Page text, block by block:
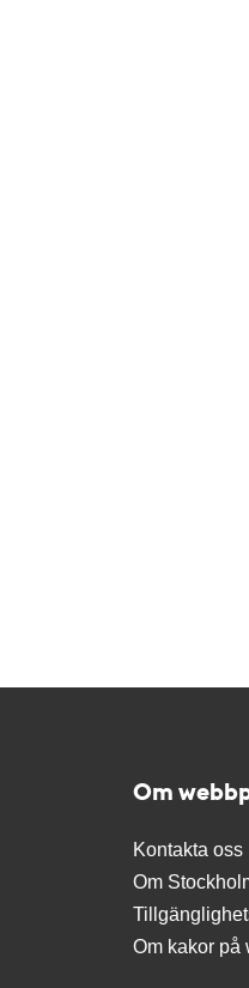
Om
Kontakta oss
Om
Om kakor på